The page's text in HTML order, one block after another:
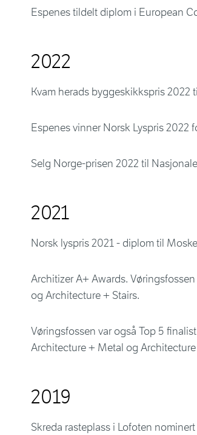
Espenes tildelt diplom i European
2022
Kvam herads byggeskikkspris 2022
Espenes vinner Norsk Lyspris 2022
Selg Norge-prisen 2022 til
2021
Norsk lyspris 2021 - diplom til
Architizer A+ Awards.
og Architecture + Stairs.
Vøringsfossen var også Top 5
Architecture + Metal og
2019
Skreda rasteplass i Lofoten